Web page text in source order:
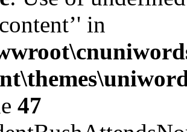
in
47